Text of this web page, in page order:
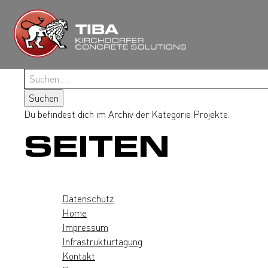
Inhalt
springen
Suchen
nach:
Du befindest dich im Archiv der Kategorie Projekte.
SEITEN
Datenschutz
Home
Impressum
Infrastrukturtagung
Kontakt